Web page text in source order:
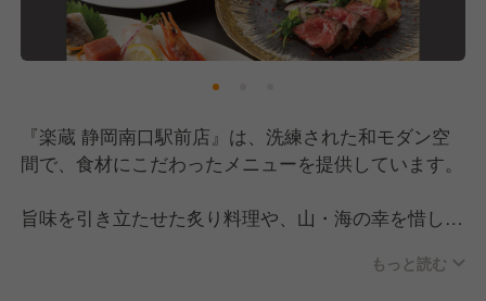
『楽蔵 静岡南口駅前店』は、洗練された和モダン空
間で、食材にこだわったメニューを提供しています。
旨味を引き立たせた炙り料理や、山・海の幸を惜しみ
お料理に合わせた日本酒や焼酎もご用意しているの
もっと読む